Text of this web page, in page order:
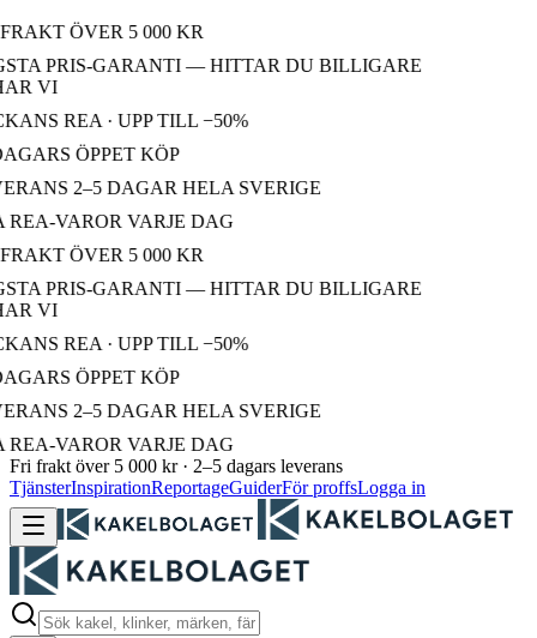
ÖVER 5 000 KR
PRIS-GARANTI — HITTAR DU BILLIGARE
VI
REA · UPP TILL −50%
ÖPPET KÖP
2–5 DAGAR HELA SVERIGE
VAROR VARJE DAG
ÖVER 5 000 KR
PRIS-GARANTI — HITTAR DU BILLIGARE
VI
REA · UPP TILL −50%
ÖPPET KÖP
2–5 DAGAR HELA SVERIGE
VAROR VARJE DAG
Fri frakt över 5 000 kr · 2–5 dagars leverans
TjänsterInspirationReportageGuiderFör proffsLogga in